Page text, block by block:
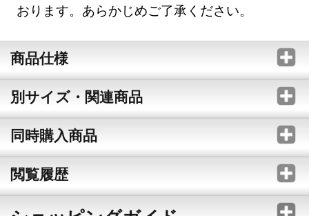
おります。あらかじめご了承ください。
商品仕様
別サイズ・関連商品
同時購入商品
閲覧履歴